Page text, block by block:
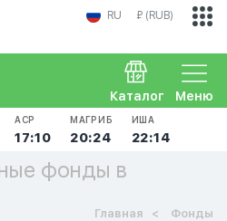
RU ₽ (RUB)
Меню
Каталог
АСР
17:10
МАГРИБ
20:24
ИША
22:14
фонды в
Главная Фонды